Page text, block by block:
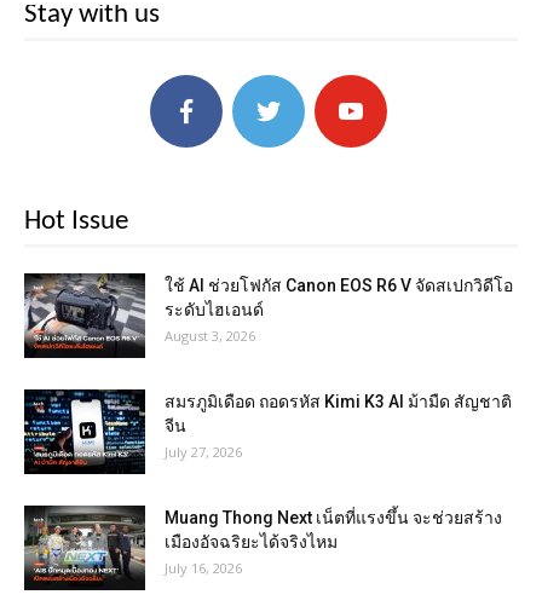
Stay with us
Hot Issue
ใช้ AI ช่วยโฟกัส Canon EOS R6 V จัดสเปกวิดีโอ
ระดับไฮเอนด์
August 3, 2026
สมรภูมิเดือด ถอดรหัส Kimi K3 AI ม้ามืด สัญชาติ
จีน
July 27, 2026
Muang Thong Next เน็ตที่แรงขึ้น จะช่วยสร้าง
เมืองอัจฉริยะได้จริงไหม
July 16, 2026